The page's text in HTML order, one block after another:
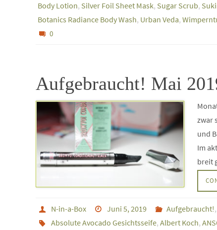
Body Lotion, Silver Foil Sheet Mask, Sugar Scrub,
Botanics Radiance Body Wash, Urban Veda,
0
Aufgebraucht! Mai
zwar
und
Im
breit
N-in-a-Box Juni 5, 2019 Aufgebraucht!
Absolute Avocado Gesichtsseife, Albert Koch,